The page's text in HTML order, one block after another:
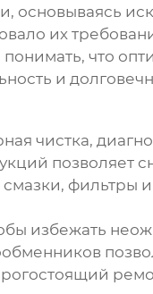
, основываясь
их
что
и
чистка,
позволяет
смазки, фильтры
избежать